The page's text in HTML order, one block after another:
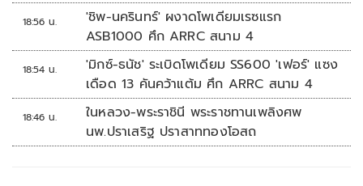
18:56 น.
'ชิพ-นครินทร์' ผงาดโพเดียมเรซแรก
ASB1000 ศึก ARRC สนาม 4
18:54 น.
'มิกซ์-ธนัช' ระเบิดโพเดียม SS600 'เฟอร์' แซง
เดือด 13 คันคว้าแต้ม ศึก ARRC สนาม 4
18:46 น.
ในหลวง-พระราชินี พระราชทานเพลิงศพ
นพ.ปราเสริฐ ปราสาททองโอสถ